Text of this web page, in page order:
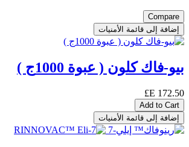
Compare
إضافة إلى قائمة الأمنيات
بيو-فاك كلون ( عبوة 1000ج )
172.50
Add to Cart
إضافة إلى قائمة الأمنيات